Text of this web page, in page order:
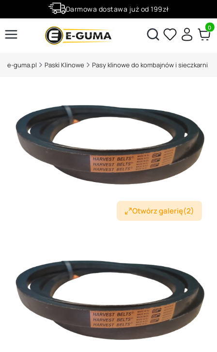
Darmowa dostawa już od 199zł
Rabaty -50% na wybrane produktyOtwórz wyszukiwarkę
e-guma.pl Paski Klinowe Pasy klinowe do kombajnów i sieczkarni
Otwórz galerię(2)